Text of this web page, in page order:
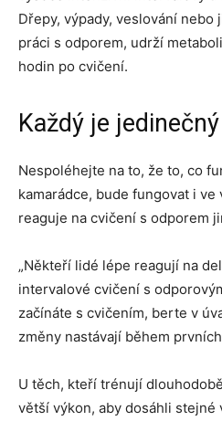
Dřepy, výpady, veslování
práci s odporem, udrží
hodin po cvičení.
Každý je jedinečný
Nespoléhejte na to, že to, co
kamarádce, bude fungovat i
reaguje na cvičení s odporem
„Někteří lidé lépe reagují na
intervalové cvičení s
začínáte s cvičením, berte v
změny nastávají během
U těch, kteří trénují
větší výkon, aby dosáhli stejné